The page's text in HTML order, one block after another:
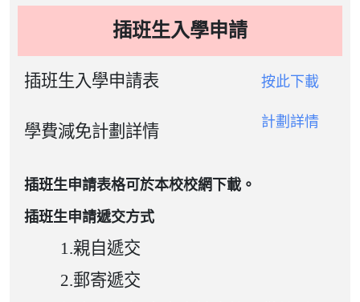
插班生入學申請
插班生入學申請表 按此下載
學費減免計劃詳情 計劃詳情
插班生申請表格可於本校校網下載。
插班生申請遞交方式
1.親自遞交
2.郵寄遞交